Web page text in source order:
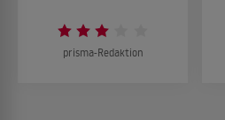
prisma-Redaktion